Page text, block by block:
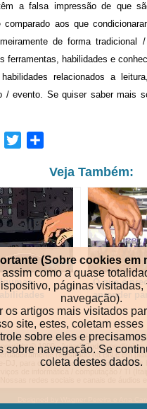
a falsa impressão de que
aos que
de forma
ferramentas, habilidades e
relacionados a
/ evento. Se quiser saber mais
LinkedInTwitter
Veja Também:
e o
para ser
super DJ
O que é
aprender
tornar um
de verdade
pouco
análises, críticas, tutoriais e dicas
© 1999 - [year]. Todos os direitos
registrado na BN e em
DJ, para os que são ou querem ser DJs
(Sobre cookies em
como a quase
páginas
navegação).
artigos mais visitados
site, estes, coletam
sobre eles e
navegação. Se
coleta destes dados.